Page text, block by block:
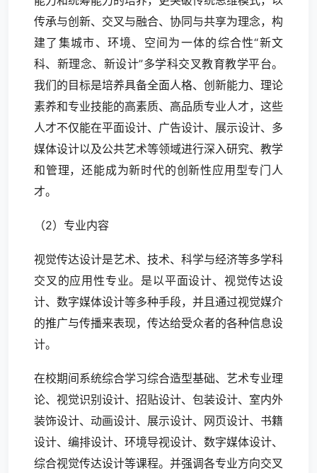
传承与创新、交叉与融合、协同与共享为理念，构
建了集城市、环境、空间为一体的综合性“新文
科、新理念、新设计”多学科交叉教育教学平台。
我们的目标是培养具备全面人格、创新能力、理论
素养和专业技能的高素质、高品质专业人才，这些
人才不仅能在平面设计、广告设计、展示设计、多
媒体设计以及公共艺术等领域进行深入研究、教学
和管理，还能成为新时代的创新性应用型专门人
才。
（2）专业内容
视觉传达设计是艺术、技术、科学与经济等多学科
交叉的应用性专业。是以平面设计、视觉传达设
计、数字媒体设计等多种手段，并且通过视觉媒介
的推广与传播来表现，传达给受众者的各种信息设
计。
在校期间系统综合学习综合造型基础、艺术专业理
论、视觉识别设计、招贴设计、包装设计、室内外
装饰设计、动画设计、展示设计、网页设计、书籍
设计、编排设计、环境导视设计、数字媒体设计、
综合视觉传达设计等课程。并强调各专业方向交叉